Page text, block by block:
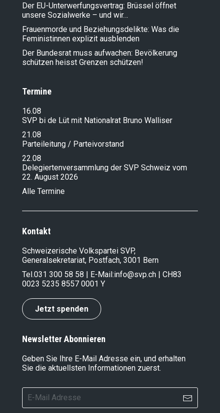
Der EU-Unterwerfungsvertrag: Brüssel öffnet
unsere Sozialwerke – und wir…
Frauenmorde und Beziehungsdelikte: Was die
Feministinnen explizit ausblenden
Der Bundesrat muss aufwachen: Bevölkerung
schützen heisst Grenzen schützen!
Termine
16.08
SVP bi de Lüt mit Nationalrat Bruno Walliser
21.08
Parteileitung / Parteivorstand
22.08
Delegiertenversammlung der SVP Schweiz vom
22. August 2026
Alle Termine
Kontakt
Schweizerische Volkspartei SVP,
Generalsekretariat, Postfach, 3001 Bern
Tel.031 300 58 58 | E-Mail:info@svp.ch | CH83
0023 5235 8557 0001 Y
Jetzt spenden
Newsletter Abonnieren
Geben Sie Ihre E-Mail Adresse ein, und erhalten
Sie die aktuellsten Informationen zuerst.